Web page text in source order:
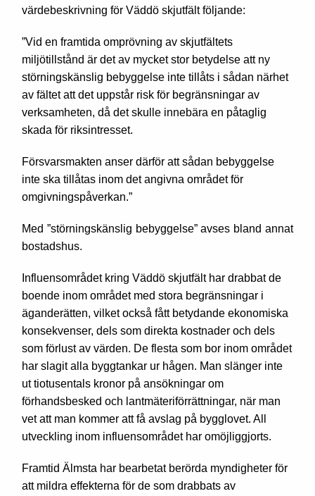
värdebeskrivning för Väddö skjutfält följande:
”Vid en framtida omprövning av skjutfältets
miljötillstånd är det av mycket stor betydelse att ny
störningskänslig bebyggelse inte tillåts i sådan närhet
av fältet att det uppstår risk för begränsningar av
verksamheten, då det skulle innebära en påtaglig
skada för riksintresset.
Försvarsmakten anser därför att sådan bebyggelse
inte ska tillåtas inom det angivna området för
omgivningspåverkan.”
Med ”störningskänslig bebyggelse” avses bland annat
bostadshus.
Influensområdet kring Väddö skjutfält har drabbat de
boende inom området med stora begränsningar i
äganderätten, vilket också fått betydande ekonomiska
konsekvenser, dels som direkta kostnader och dels
som förlust av värden. De flesta som bor inom området
har slagit alla byggtankar ur hågen. Man slänger inte
ut tiotusentals kronor på ansökningar om
förhandsbesked och lantmäteriförrättningar, när man
vet att man kommer att få avslag på bygglovet. All
utveckling inom influensområdet har omöjliggjorts.
Framtid Älmsta har bearbetat berörda myndigheter för
att mildra effekterna för de som drabbats av